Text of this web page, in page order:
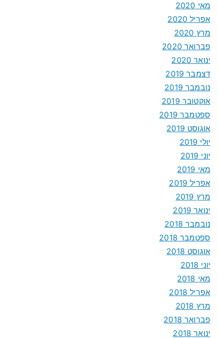
מאי 2020
אפריל 2020
מרץ 2020
פברואר 2020
ינואר 2020
דצמבר 2019
נובמבר 2019
אוקטובר 2019
ספטמבר 2019
אוגוסט 2019
יולי 2019
יוני 2019
מאי 2019
אפריל 2019
מרץ 2019
ינואר 2019
נובמבר 2018
ספטמבר 2018
אוגוסט 2018
יוני 2018
מאי 2018
אפריל 2018
מרץ 2018
פברואר 2018
ינואר 2018